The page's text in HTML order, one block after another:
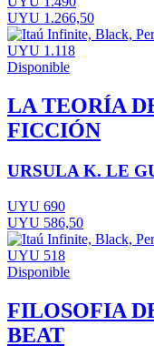
UYU 1.266,50
UYU 1.118
Disponible
LA TEORÍA
FICCIÓN
URSULA K. LE
UYU 690
UYU 586,50
UYU 518
Disponible
FILOSOFIA
BEAT